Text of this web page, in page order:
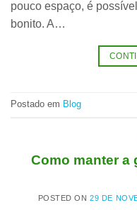
pouco espaço, é
bonito. A…
Postado em Blog
Como manter a
POSTED ON29 DE